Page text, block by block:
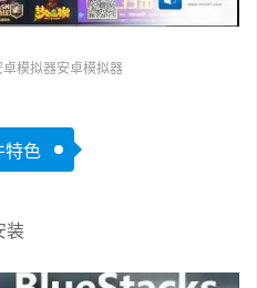
模拟器安卓模拟器
特色
装